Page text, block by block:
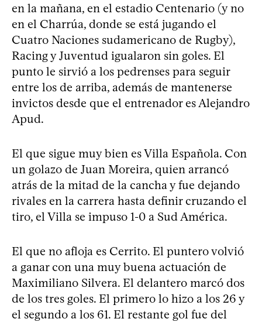
en la mañana, en el estadio Centenario (y no
en el Charrúa, donde se está jugando el
Cuatro Naciones sudamericano de Rugby),
Racing y Juventud igualaron sin goles. El
punto le sirvió a los pedrenses para seguir
entre los de arriba, además de mantenerse
invictos desde que el entrenador es Alejandro
Apud.
El que sigue muy bien es Villa Española. Con
un golazo de Juan Moreira, quien arrancó
atrás de la mitad de la cancha y fue dejando
rivales en la carrera hasta definir cruzando el
tiro, el Villa se impuso 1-0 a Sud América.
El que no afloja es Cerrito. El puntero volvió
a ganar con una muy buena actuación de
Maximiliano Silvera. El delantero marcó dos
de los tres goles. El primero lo hizo a los 26 y
el segundo a los 61. El restante gol fue del